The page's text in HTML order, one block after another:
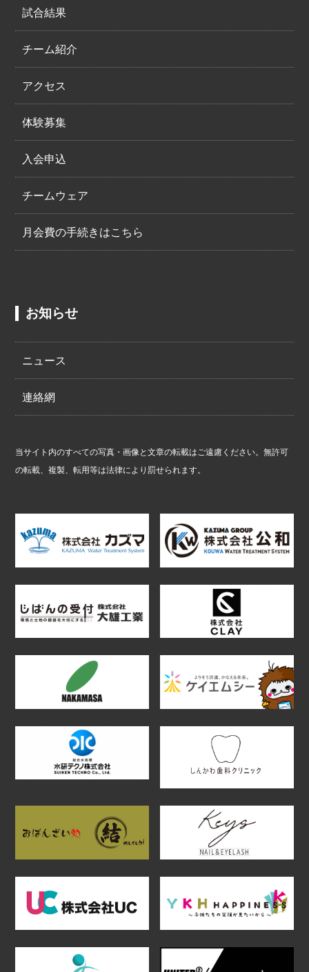
試合結果
チーム紹介
アクセス
体験募集
入会申込
チームウェア
月会費の手続きはこちら
お知らせ
ニュース
連絡網
当サイト内のすべての写真・画像と文章の転載はご遠慮ください。無許可
の転載、複製、転用等は法律により罰せられます。